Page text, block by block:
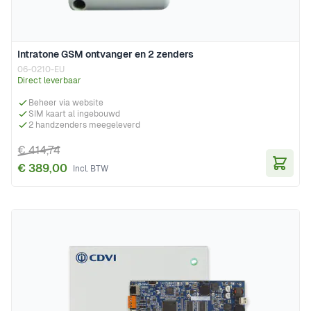
Intratone GSM ontvanger en 2 zenders
06-0210-EU
Direct leverbaar
Beheer via website
SIM kaart al ingebouwd
2 handzenders meegeleverd
€ 389,00
€ 414,74